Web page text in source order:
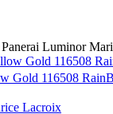
Luminor
Gold 116508